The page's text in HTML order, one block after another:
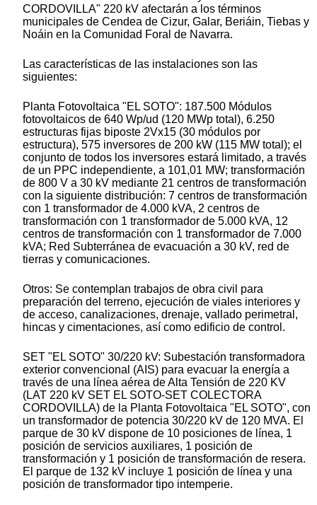
CORDOVILLA" 220 kV afectarán a los términos
municipales de Cendea de Cizur, Galar, Beriáin, Tiebas y
Noáin en la Comunidad Foral de Navarra.
Las características de las instalaciones son las
siguientes:
Planta Fotovoltaica "EL SOTO": 187.500 Módulos
fotovoltaicos de 640 Wp/ud (120 MWp total), 6.250
estructuras fijas biposte 2Vx15 (30 módulos por
estructura), 575 inversores de 200 kW (115 MW total); el
conjunto de todos los inversores estará limitado, a través
de un PPC independiente, a 101,01 MW; transformación
de 800 V a 30 kV mediante 21 centros de transformación
con la siguiente distribución: 7 centros de transformación
con 1 transformador de 4.000 kVA, 2 centros de
transformación con 1 transformador de 5.000 kVA, 12
centros de transformación con 1 transformador de 7.000
kVA; Red Subterránea de evacuación a 30 kV, red de
tierras y comunicaciones.
Otros: Se contemplan trabajos de obra civil para
preparación del terreno, ejecución de viales interiores y
de acceso, canalizaciones, drenaje, vallado perimetral,
hincas y cimentaciones, así como edificio de control.
SET "EL SOTO" 30/220 kV: Subestación transformadora
exterior convencional (AIS) para evacuar la energía a
través de una línea aérea de Alta Tensión de 220 KV
(LAT 220 kV SET EL SOTO-SET COLECTORA
CORDOVILLA) de la Planta Fotovoltaica "EL SOTO", con
un transformador de potencia 30/220 kV de 120 MVA. El
parque de 30 kV dispone de 10 posiciones de línea, 1
posición de servicios auxiliares, 1 posición de
transformación y 1 posición de transformación de resera.
El parque de 132 kV incluye 1 posición de línea y una
posición de transformador tipo intemperie.